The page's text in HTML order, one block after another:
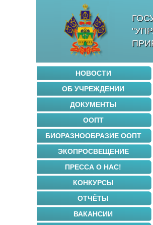
НОВОСТИ
ОБ УЧРЕЖДЕНИИ
ДОКУМЕНТЫ
ООПТ
БИОРАЗНООБРАЗИЕ ООПТ
ЭКОПРОСВЕЩЕНИЕ
ПРЕССА О НАС!
КОНКУРСЫ
ОТЧЁТЫ
ВАКАНСИИ